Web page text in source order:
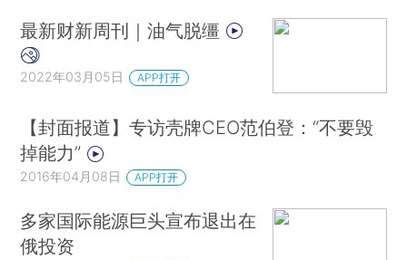
最新财新周刊｜油气脱缰
2022年03月05日 APP打开
【封面报道】专访壳牌CEO范伯登：“不要毁
掉能力”
2016年04月08日 APP打开
多家国际能源巨头宣布退出在
俄投资